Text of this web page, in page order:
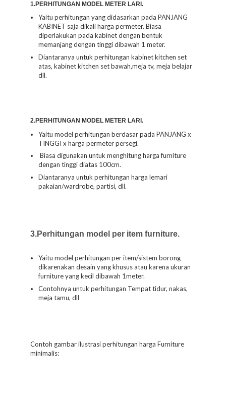
1.PERHITUNGAN MODEL METER LARI.
Yaitu perhitungan yang didasarkan pada PANJANG
KABINET saja dikali harga permeter. Biasa
diperlakukan pada kabinet dengan bentuk
memanjang dengan tinggi dibawah 1 meter.
Diantaranya untuk perhitungan kabinet kitchen set
atas, kabinet kitchen set bawah,meja tv, meja belajar
dll.
2.PERHITUNGAN MODEL METER LARI.
Yaitu model perhitungan berdasar pada PANJANG x
TINGGI x harga permeter persegi.
Biasa digunakan untuk menghitung harga furniture
dengan tinggi diatas 100cm.
Diantaranya untuk perhitungan harga lemari
pakaian/wardrobe, partisi, dll.
3.Perhitungan model per item furniture.
Yaitu model perhitungan per item/sistem borong
dikarenakan desain yang khusus atau karena ukuran
furniture yang kecil dibawah 1meter.
Contohnya untuk perhitungan Tempat tidur, nakas,
meja tamu, dll
Contoh gambar ilustrasi perhitungan harga Furniture
minimalis: